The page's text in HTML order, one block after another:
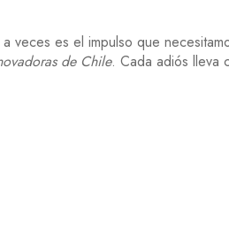
veces es el impulso que
de Chile. Cada adiós lleva